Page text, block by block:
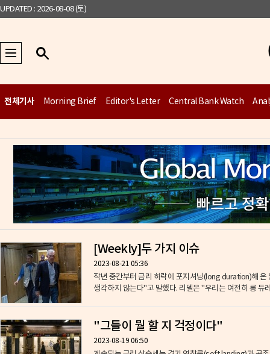
UPDATED : 2026-08-08 (토)
전체기사 Morning Brief Editor's Letter Central Bank Watch
[Weekly]두 가지 이슈
2023-08-21 05:36
작년 중간부터 금리 하락에 포지셔닝(long duration)해
생각하지 않는다"고 말했다. 리델은 "우리는 여전히 롱 듀
"그들이 뭘 할 지 걱정이다"
2023-08-19 06:50